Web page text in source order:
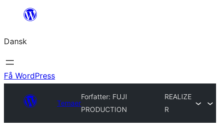
Spring
indhold
Dansk
Få WordPress
Temaer
Forfatter: FUJI
PRODUCTION
REALIZE
R